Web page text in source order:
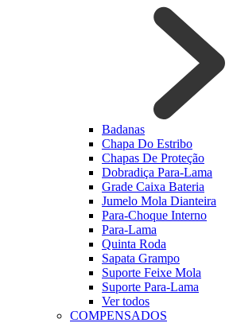
Badanas
Chapa Do Estribo
Chapas De Proteção
Dobradiça Para-Lama
Grade Caixa Bateria
Jumelo Mola Dianteira
Para-Choque Interno
Para-Lama
Quinta Roda
Sapata Grampo
Suporte Feixe Mola
Suporte Para-Lama
Ver todos
COMPENSADOS